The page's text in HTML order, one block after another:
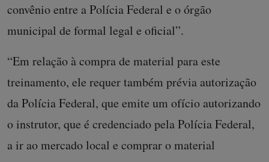
convênio entre a Polícia Federal e o órgão
municipal de formal legal e oficial”.
“Em relação à compra de material para este
treinamento, ele requer também prévia autorização
da Polícia Federal, que emite um ofício autorizando
o instrutor, que é credenciado pela Polícia Federal,
a ir ao mercado local e comprar o material